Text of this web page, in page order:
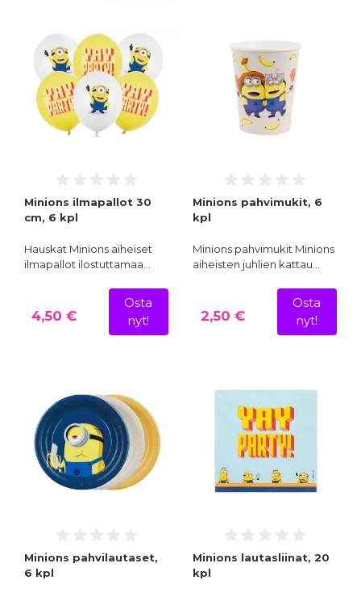
Minions ilmapallot 30
cm, 6 kpl
Hauskat Minions aiheiset
ilmapallot ilostuttamaa…
4,50 €
Osta
nyt!
Minions pahvimukit, 6
kpl
Minions pahvimukit Minions
aiheisten juhlien kattau…
2,50 €
Osta
nyt!
Minions pahvilautaset,
6 kpl
Minions lautasliinat, 20
kpl